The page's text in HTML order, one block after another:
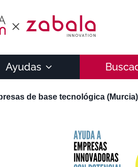
Ayudas
de base tecnológica (Murcia)